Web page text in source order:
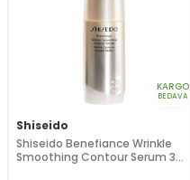
KARGO
BEDAVA
Shiseido
Shiseido Benefiance Wrinkle
Smoothing Contour Serum 30